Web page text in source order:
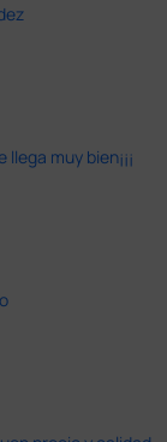
muy bien¡¡¡